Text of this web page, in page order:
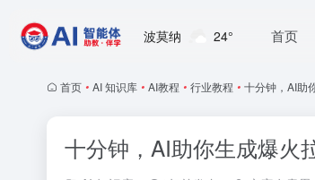
波莫纳 24° 首页
首页 • AI 知识库 • AI教程 • 行业教程 • 十分钟，AI助
十分钟，AI助你生成爆火